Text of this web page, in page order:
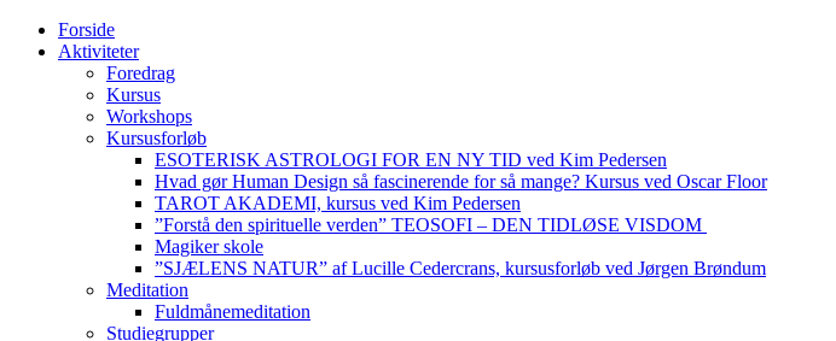
Forside
Aktiviteter
Foredrag
Kursus
Workshops
Kursusforløb
ESOTERISK ASTROLOGI FOR EN NY TID ved Kim Pedersen
Hvad gør Human Design så fascinerende for så mange? Kursus ved Oscar Floor
TAROT AKADEMI, kursus ved Kim Pedersen
”Forstå den spirituelle verden” TEOSOFI – DEN TIDLØSE VISDOM
Magiker skole
”SJÆLENS NATUR” af Lucille Cedercrans, kursusforløb ved Jørgen Brøndum
Meditation
Fuldmånemeditation
Studiegrupper